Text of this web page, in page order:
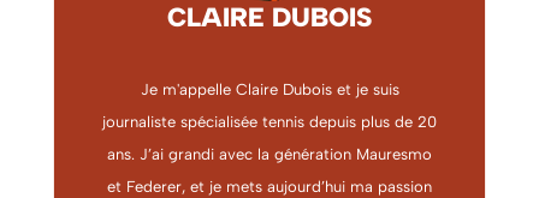
CLAIRE DUBOIS
Je m'appelle Claire Dubois et je suis
journaliste spécialisée tennis depuis plus de 20
ans. J’ai grandi avec la génération Mauresmo
et Federer, et je mets aujourd’hui ma passion